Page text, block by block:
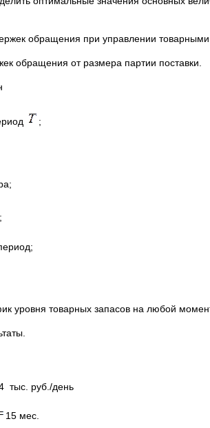
обращения при управлении товарными
обращения от размера партии поставки.
;
уровня товарных запасов на любой
тыс. руб./день
15 мес.